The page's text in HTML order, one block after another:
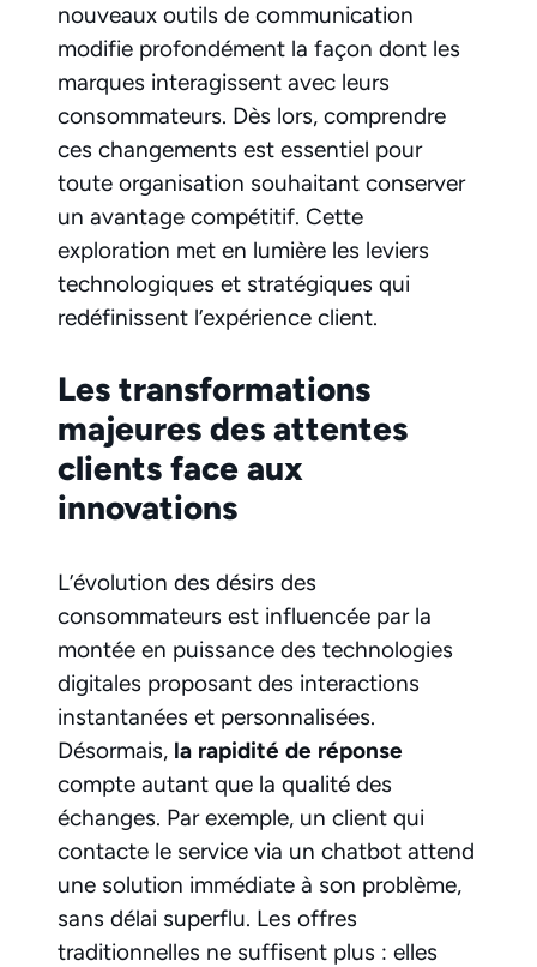
nouveaux outils de communication
modifie profondément la façon dont les
marques interagissent avec leurs
consommateurs. Dès lors, comprendre
ces changements est essentiel pour
toute organisation souhaitant conserver
un avantage compétitif. Cette
exploration met en lumière les leviers
technologiques et stratégiques qui
redéfinissent l’expérience client.
Les transformations
majeures des attentes
clients face aux
innovations
L’évolution des désirs des
consommateurs est influencée par la
montée en puissance des technologies
digitales proposant des interactions
instantanées et personnalisées.
Désormais, la rapidité de réponse
compte autant que la qualité des
échanges. Par exemple, un client qui
contacte le service via un chatbot attend
une solution immédiate à son problème,
sans délai superflu. Les offres
traditionnelles ne suffisent plus : elles